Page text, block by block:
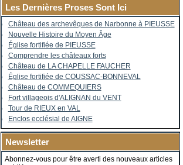
Les Dernières Proses Sont Ici
Château des archevêques de Narbonne à PIEUSSE
Nouvelle Histoire du Moyen Âge
Église fortifiée de PIEUSSE
Comprendre les châteaux forts
Château de LA CHAPELLE FAUCHER
Église fortifiée de COUSSAC-BONNEVAL
Château de COMMEQUIERS
Fort villageois d'ALIGNAN du VENT
Tour de RIEUX en VAL
Enclos ecclésial de AIGNE
Newsletter
Abonnez-vous pour être averti des nouveaux articles